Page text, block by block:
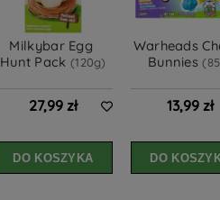
Milkybar Egg
Hunt Pack (120g)
27,99 zł
DO KOSZYKA
Warheads
Bunnies
13,99 zł
DO